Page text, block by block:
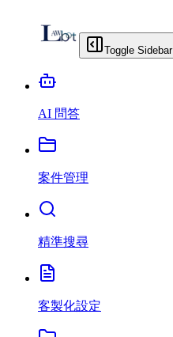
Toggle Sidebar
AI 問答
案件管理
精準搜尋
客製化設定